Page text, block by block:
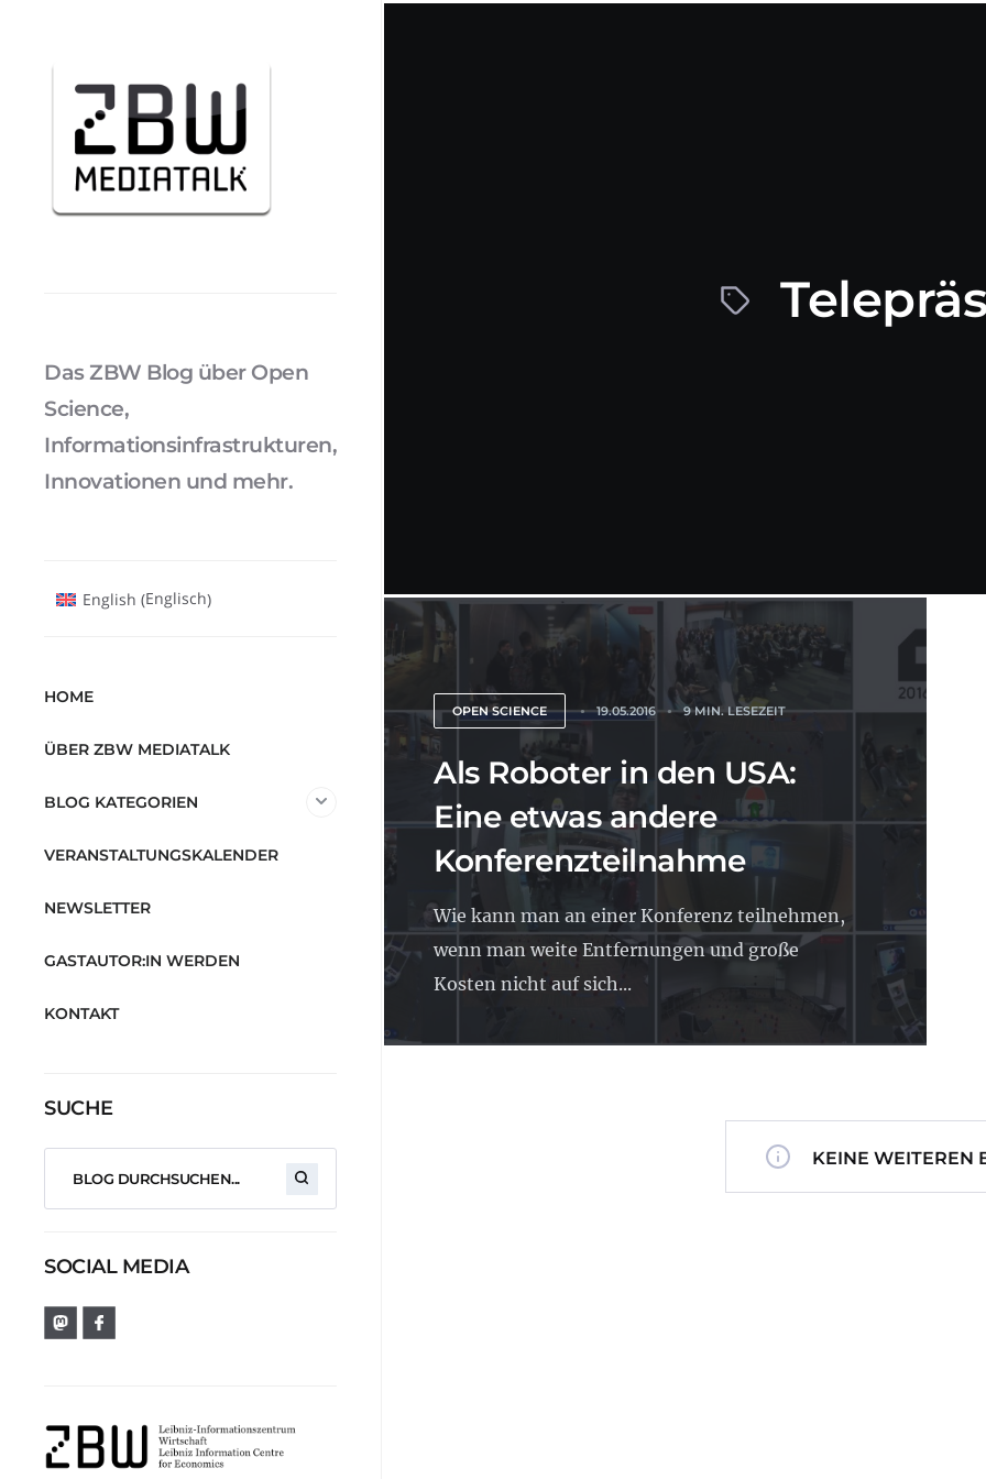
OPEN SCIENCE 19.05.2016 9 MIN. LESEZEIT
Als Roboter in den USA:
Eine etwas andere
Konferenzteilnahme
Wie kann man an einer Konferenz teilnehmen,
wenn man weite Entfernungen und große
Kosten nicht auf sich...
KEINE WEITEREN
Das ZBW Blog über Open
Science,
Informationsinfrastrukturen,
Innovationen und mehr.
English (Englisch)
HOME
ÜBER ZBW MEDIATALK
BLOG KATEGORIEN
VERANSTALTUNGSKALENDER
NEWSLETTER
GASTAUTOR:IN WERDEN
KONTAKT
SUCHE
SOCIAL MEDIA